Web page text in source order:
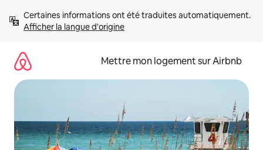
directement
Afficher la langue d'origine
Mettre mon logement sur Airbnb